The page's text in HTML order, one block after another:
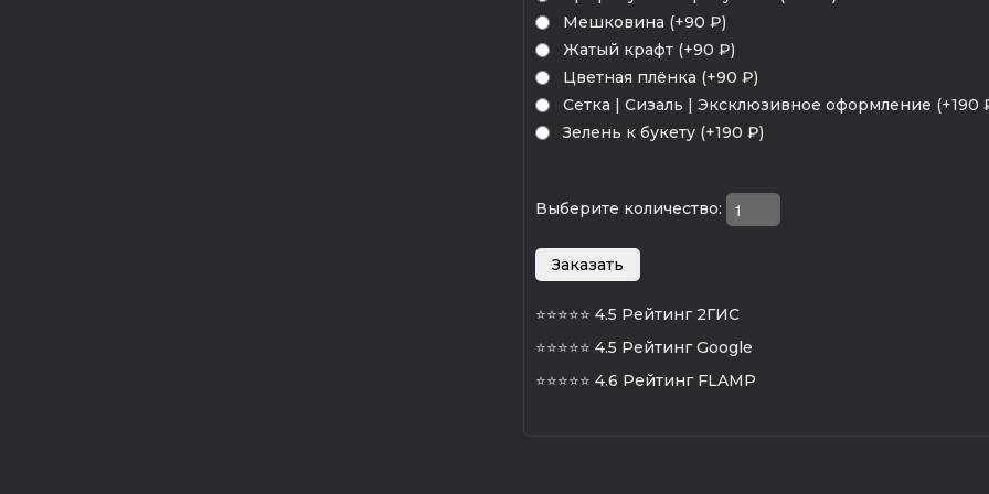
Мешковина (+90 ₽)
Жатый крафт (+90 ₽)
Цветная плёнка (+90 ₽)
Сетка | Сизаль | Эксклюзивное оформление (+190
Зелень к букету (+190 ₽)
Выберите количество:
⭐⭐⭐⭐⭐ 4.5 Рейтинг 2ГИС
⭐⭐⭐⭐⭐ 4.5 Рейтинг Google
⭐⭐⭐⭐⭐ 4.6 Рейтинг FLAMP